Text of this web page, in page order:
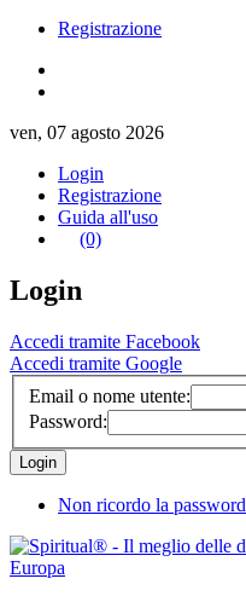
Registrazione
ven, 07 agosto 2026
Login
Registrazione
Guida all'uso
(0)
Login
Accedi tramite Facebook
Accedi tramite Google
Email o nome utente:
Password:
Non ricordo la password